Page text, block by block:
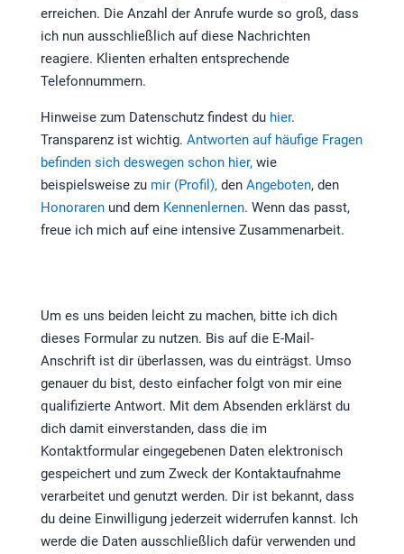
erreichen. Die Anzahl der Anrufe wurde so groß, dass
ich nun ausschließlich auf diese Nachrichten
reagiere. Klienten erhalten entsprechende
Telefonnummern.
Hinweise zum Datenschutz findest du hier.
Transparenz ist wichtig. Antworten auf häufige Fragen
befinden sich deswegen schon hier,wie
beispielsweise zu mir (Profil),den Angeboten, den
Honorarenund dem Kennenlernen. Wenn das passt,
freue ich mich auf eine intensive Zusammenarbeit.
Um es uns beiden leicht zu machen, bitte ich dich
dieses Formular zu nutzen. Bis auf die E-Mail-
Anschrift ist dir überlassen, was du einträgst. Umso
genauer du bist, desto einfacher folgt von mir eine
qualifizierte Antwort. Mit dem Absenden erklärst du
dich damit einverstanden, dass die im
Kontaktformular eingegebenen Daten elektronisch
gespeichert und zum Zweck der Kontaktaufnahme
verarbeitet und genutzt werden. Dir ist bekannt, dass
du deine Einwilligung jederzeit widerrufen kannst. Ich
werde die Daten ausschließlich dafür verwenden und